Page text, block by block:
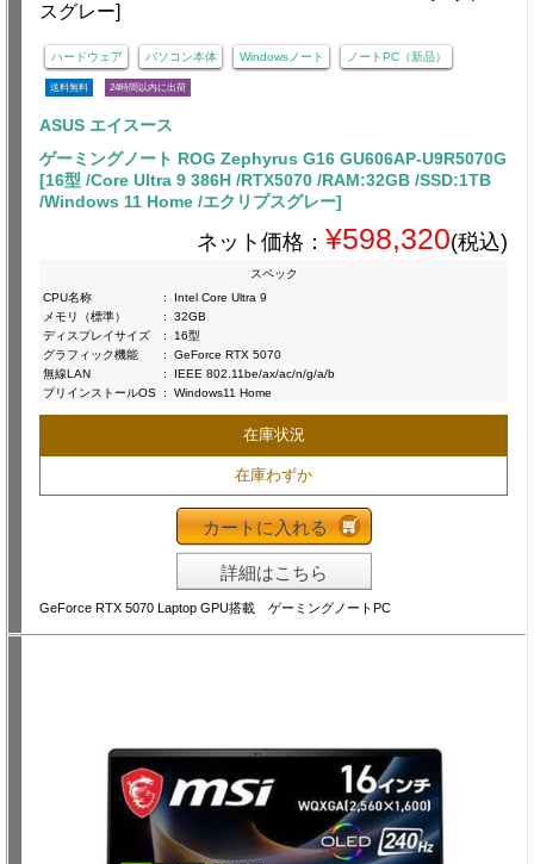
ハードウェア パソコン本体 Windowsノート ノートPC（新品）
送料無料 24時間以内に出荷
ASUS エイスース
ゲーミングノート ROG Zephyrus G16 GU606AP-U9R5070G
[16型 /Core Ultra 9 386H /RTX5070 /RAM:32GB /SSD:1TB
/Windows 11 Home /エクリプスグレー]
ネット価格： ¥598,320(税込)
スペック
CPU名称
:
Intel Core Ultra 9
メモリ（標準）
:
32GB
ディスプレイサイズ
:
16型
グラフィック機能
:
GeForce RTX 5070
無線LAN
:
IEEE 802.11be/ax/ac/n/g/a/b
プリインストールOS : Windows11 Home
在庫状況
在庫わずか
カートに入れる
詳細はこちら
GeForce RTX 5070 Laptop GPU搭載 ゲーミングノートPC